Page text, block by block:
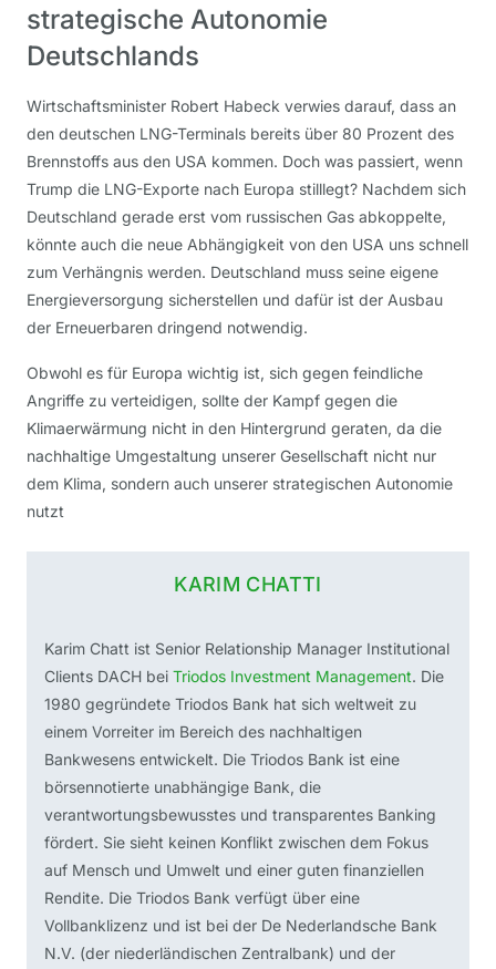
strategische Autonomie
Deutschlands
Wirtschaftsminister Robert Habeck verwies darauf, dass an
den deutschen LNG-Terminals bereits über 80 Prozent des
Brennstoffs aus den USA kommen. Doch was passiert, wenn
Trump die LNG-Exporte nach Europa stilllegt? Nachdem sich
Deutschland gerade erst vom russischen Gas abkoppelte,
könnte auch die neue Abhängigkeit von den USA uns schnell
zum Verhängnis werden. Deutschland muss seine eigene
Energieversorgung sicherstellen und dafür ist der Ausbau
der Erneuerbaren dringend notwendig.
Obwohl es für Europa wichtig ist, sich gegen feindliche
Angriffe zu verteidigen, sollte der Kampf gegen die
Klimaerwärmung nicht in den Hintergrund geraten, da die
nachhaltige Umgestaltung unserer Gesellschaft nicht nur
dem Klima, sondern auch unserer strategischen Autonomie
nutzt
KARIM CHATTI
Karim Chatt ist Senior Relationship Manager Institutional
Clients DACH bei Triodos Investment Management. Die
1980 gegründete Triodos Bank hat sich weltweit zu
einem Vorreiter im Bereich des nachhaltigen
Bankwesens entwickelt. Die Triodos Bank ist eine
börsennotierte unabhängige Bank, die
verantwortungsbewusstes und transparentes Banking
fördert. Sie sieht keinen Konflikt zwischen dem Fokus
auf Mensch und Umwelt und einer guten finanziellen
Rendite. Die Triodos Bank verfügt über eine
Vollbanklizenz und ist bei der De Nederlandsche Bank
N.V. (der niederländischen Zentralbank) und der